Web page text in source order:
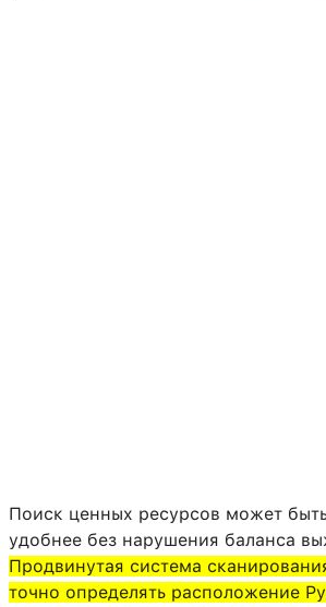
Поиск ценных ресурсов может
удобнее без нарушения баланса
Продвинутая система
точно определять расположение